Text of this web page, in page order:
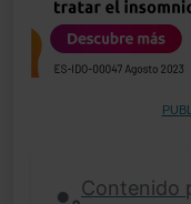
Contenido